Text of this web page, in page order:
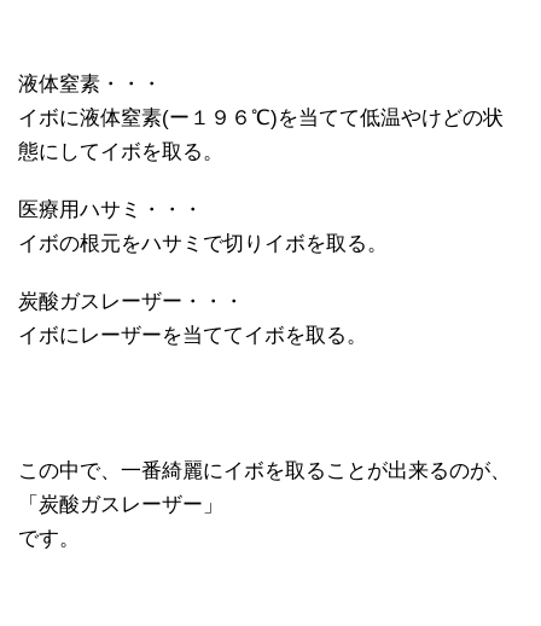
液体窒素・・・
イボに液体窒素(ー１９６℃)を当てて低温やけどの状
態にしてイボを取る。
医療用ハサミ・・・
イボの根元をハサミで切りイボを取る。
炭酸ガスレーザー・・・
イボにレーザーを当ててイボを取る。
この中で、一番綺麗にイボを取ることが出来るのが、
「炭酸ガスレーザー」
です。